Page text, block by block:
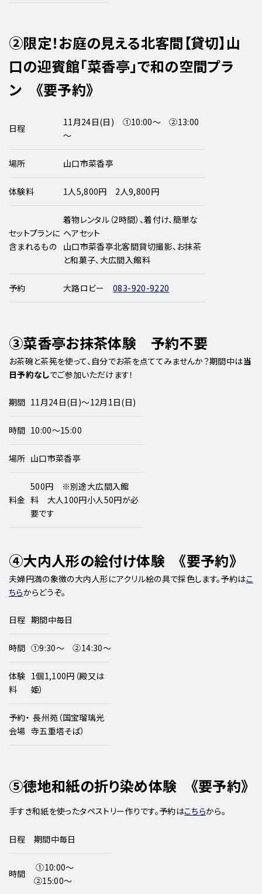
②限定！お庭の見える北客間【貸切】山
口の迎賓館「菜香亭」で和の空間プラ
ン 《要予約》
日程
11月24日(日) ①10:00～ ②13:00
～
場所 山口市菜香亭
体験料 1人5,800円 2人9,800円
セットプランに
含まれるもの
着物レンタル（2時間）、着付け、簡単な
ヘアセット
山口市菜香亭北客間貸切撮影、お抹茶
と和菓子、大広間入館料
予約 大路ロビー083-920-9220
③菜香亭お抹茶体験 予約不要
お茶碗と茶筅を使って、自分でお茶を点ててみませんか？期間中は当
日予約なしでご参加いただけます！
期間 11月24日(日)～12月1日(日)
時間 10:00～15:00
場所 山口市菜香亭
料金
500円 ※別途大広間入館
料 大人100円小人50円が必
要です
④大内人形の絵付け体験 《要予約》
夫婦円満の象徴の大内人形にアクリル絵の具で採色します。予約はこ
ちらからどうぞ。
日程 期間中毎日
時間 ①9:30～ ②14:30～
体験
料
1個1,100円（殿又は
姫）
予約・
会場
長州苑（国宝瑠璃光
寺五重塔そば）
⑤徳地和紙の折り染め体験 《要予約》
手すき和紙を使ったタペストリー作りです。予約はこちらから。
日程 期間中毎日
時間
①10:00～
②15:00～